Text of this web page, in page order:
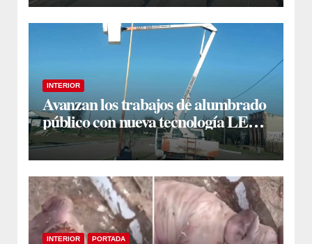
INTERIOR
Avanzan los trabajos de alumbrado
público con nueva tecnología LED
en Estación Taboada
INTERIOR PORTADA